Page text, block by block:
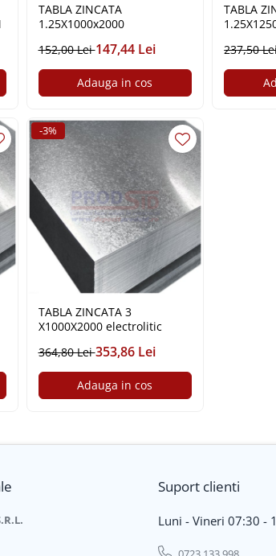
TABLA ZINCATA
1.25X1000x2000
152,00 Lei147,44 Lei
Adauga in cos
TABLA
237,50
-3%
TABLA ZINCATA 3
X1000X2000 electrolitic
364,80 Lei353,86 Lei
Adauga in cos
Suport clienti
Luni - Vineri 07:30 -